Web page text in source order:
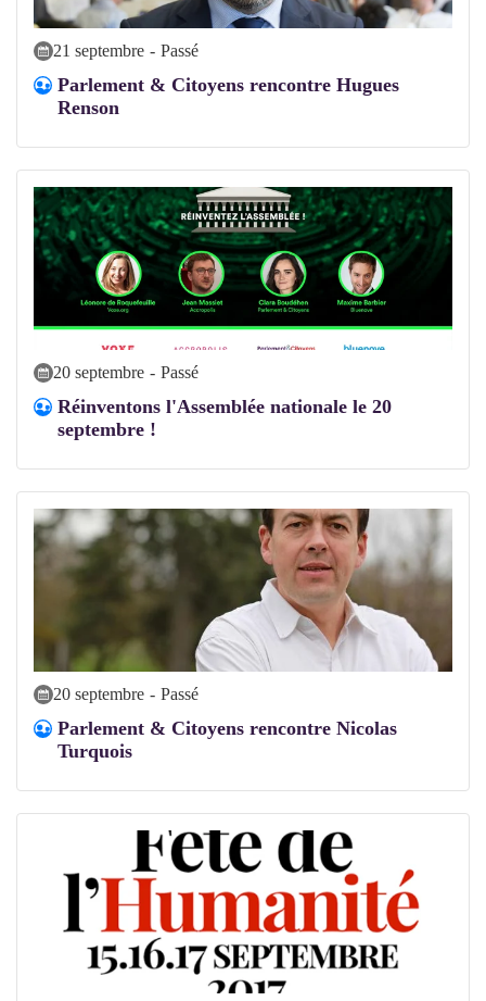
21 septembre - Passé
Parlement & Citoyens rencontre Hugues
Renson
20 septembre - Passé
Réinventons l'Assemblée nationale le 20
septembre !
20 septembre - Passé
Parlement & Citoyens rencontre Nicolas
Turquois